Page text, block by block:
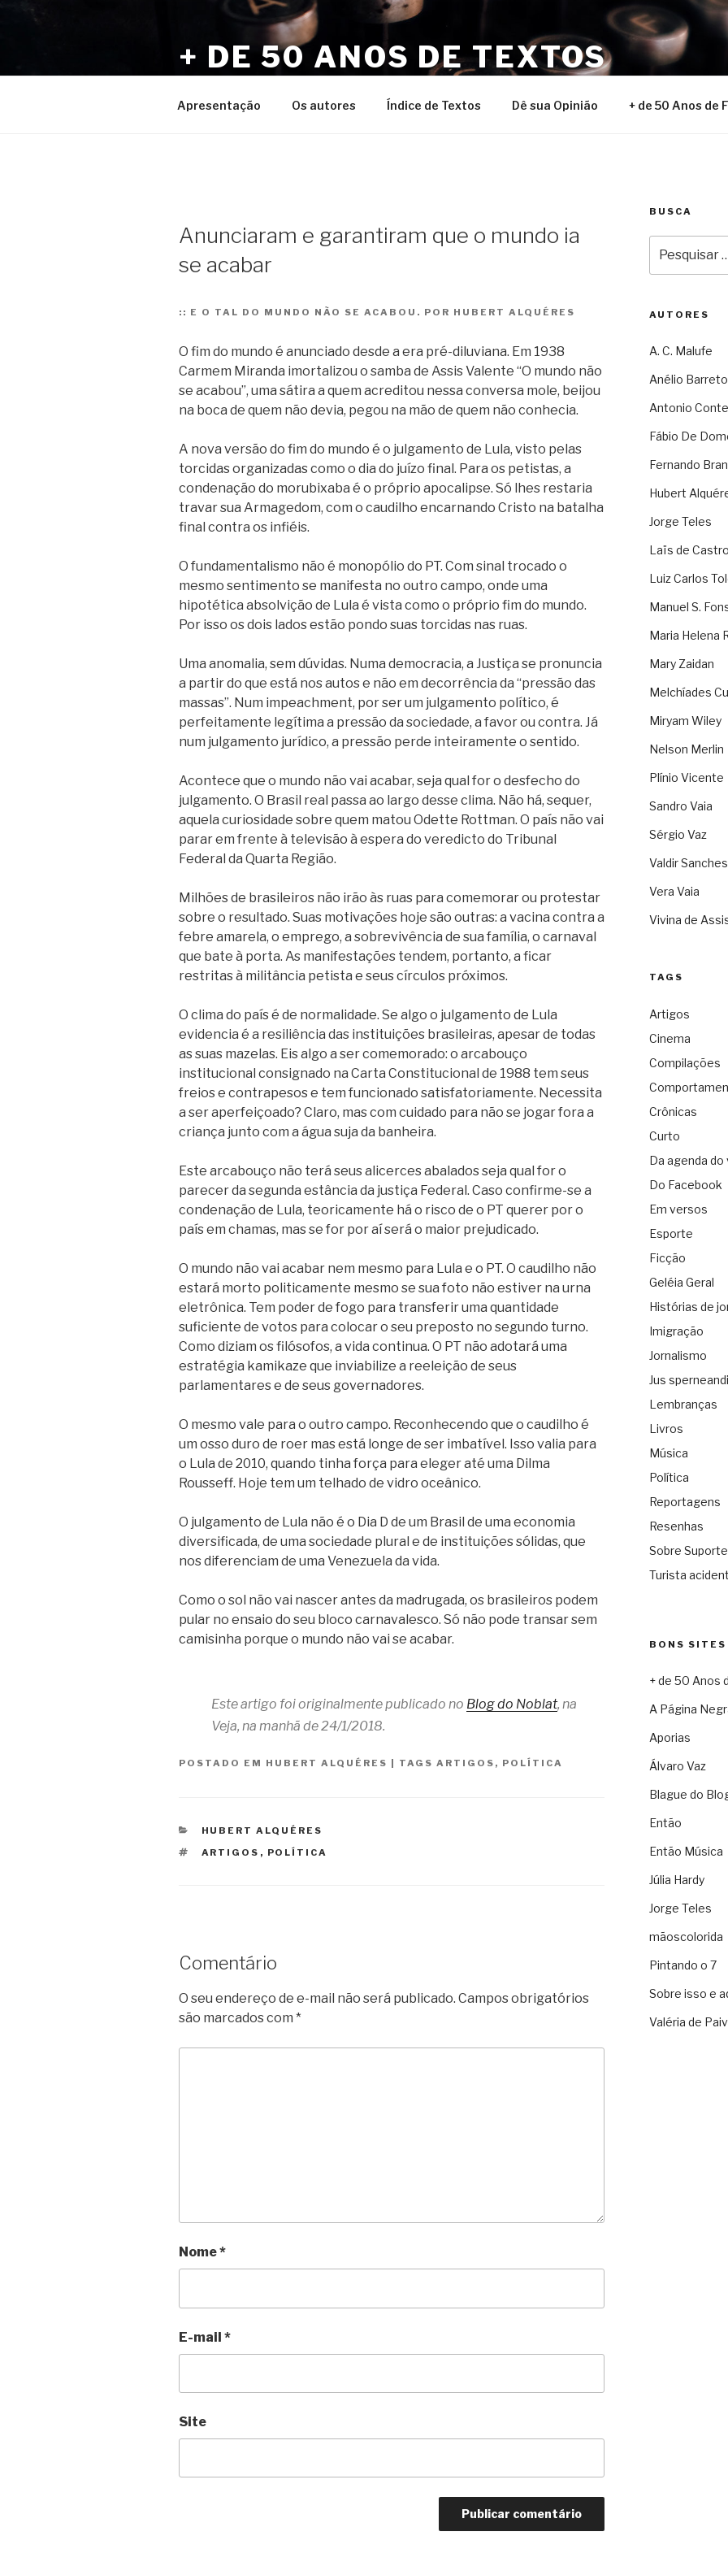
Pular
+ DE 50 ANOS DE TEXTOS
Apresentação Os autores Índice de Textos Dê sua Opinião + de 50 Anos de
Anunciaram e garantiram que o mundo ia
se acabar
:: E O TAL DO MUNDO NÃO SE ACABOU. POR HUBERT ALQUÉRES
O fim do mundo é anunciado desde a era pré-diluviana. Em 1938
Carmem Miranda imortalizou o samba de Assis Valente “O mundo não
se acabou”, uma sátira a quem acreditou nessa conversa mole, beijou
na boca de quem não devia, pegou na mão de quem não conhecia.
A nova versão do fim do mundo é o julgamento de Lula, visto pelas
torcidas organizadas como o dia do juízo final. Para os petistas, a
condenação do morubixaba é o próprio apocalipse. Só lhes restaria
travar sua Armagedom, com o caudilho encarnando Cristo na batalha
final contra os infiéis.
O fundamentalismo não é monopólio do PT. Com sinal trocado o
mesmo sentimento se manifesta no outro campo, onde uma
hipotética absolvição de Lula é vista como o próprio fim do mundo.
Por isso os dois lados estão pondo suas torcidas nas ruas.
Uma anomalia, sem dúvidas. Numa democracia, a Justiça se pronuncia
a partir do que está nos autos e não em decorrência da “pressão das
massas”. Num impeachment, por ser um julgamento político, é
perfeitamente legítima a pressão da sociedade, a favor ou contra. Já
num julgamento jurídico, a pressão perde inteiramente o sentido.
Acontece que o mundo não vai acabar, seja qual for o desfecho do
julgamento. O Brasil real passa ao largo desse clima. Não há, sequer,
aquela curiosidade sobre quem matou Odette Rottman. O país não vai
parar em frente à televisão à espera do veredicto do Tribunal
Federal da Quarta Região.
Milhões de brasileiros não irão às ruas para comemorar ou protestar
sobre o resultado. Suas motivações hoje são outras: a vacina contra a
febre amarela, o emprego, a sobrevivência de sua família, o carnaval
que bate à porta. As manifestações tendem, portanto, a ficar
restritas à militância petista e seus círculos próximos.
O clima do país é de normalidade. Se algo o julgamento de Lula
evidencia é a resiliência das instituições brasileiras, apesar de todas
as suas mazelas. Eis algo a ser comemorado: o arcabouço
institucional consignado na Carta Constitucional de 1988 tem seus
freios e contrapesos e tem funcionado satisfatoriamente. Necessita
a ser aperfeiçoado? Claro, mas com cuidado para não se jogar fora a
criança junto com a água suja da banheira.
Este arcabouço não terá seus alicerces abalados seja qual for o
parecer da segunda estância da justiça Federal. Caso confirme-se a
condenação de Lula, teoricamente há o risco de o PT querer por o
país em chamas, mas se for por aí será o maior prejudicado.
O mundo não vai acabar nem mesmo para Lula e o PT. O caudilho não
estará morto politicamente mesmo se sua foto não estiver na urna
eletrônica. Tem poder de fogo para transferir uma quantidade
suficiente de votos para colocar o seu preposto no segundo turno.
Como diziam os filósofos, a vida continua. O PT não adotará uma
estratégia kamikaze que inviabilize a reeleição de seus
parlamentares e de seus governadores.
O mesmo vale para o outro campo. Reconhecendo que o caudilho é
um osso duro de roer mas está longe de ser imbatível. Isso valia para
o Lula de 2010, quando tinha força para eleger até uma Dilma
Rousseff. Hoje tem um telhado de vidro oceânico.
O julgamento de Lula não é o Dia D de um Brasil de uma economia
diversificada, de uma sociedade plural e de instituições sólidas, que
nos diferenciam de uma Venezuela da vida.
Como o sol não vai nascer antes da madrugada, os brasileiros podem
pular no ensaio do seu bloco carnavalesco. Só não pode transar sem
camisinha porque o mundo não vai se acabar.
Este artigo foi originalmente publicado no Blog do Noblat, na
Veja, na manhã de 24/1/2018.
POSTADO EM HUBERT ALQUÉRES | TAGS ARTIGOS , POLÍTICA
CATEGORIAS
HUBERT ALQUÉRES
TAGS
ARTIGOS , POLÍTICA
Comentário
O seu endereço de e-mail não será publicado. Campos obrigatórios
são marcados com *
Nome*
E-mail *
Site
BUSCA
por:
AUTORES
A. C. Malufe
Anélio Barreto
Antonio
Fábio De
Fernando
Hubert
Jorge Teles
Laïs de Castro
Luiz Carlos
Manuel S.
Maria Helena
Mary Zaidan
Melchíades
Miryam Wiley
Nelson Merlin
Plínio Vicente
Sandro Vaia
Sérgio Vaz
Valdir Sanches
Vera Vaia
Vivina de
TAGS
Artigos
Cinema
Compilações
Crônicas
Curto
Da agenda do
Do Facebook
Em versos
Esporte
Ficção
Geléia Geral
Histórias de
Imigração
Jornalismo
Jus sperneandi
Lembranças
Livros
Música
Política
Reportagens
Resenhas
Sobre
Turista
BONS SITES
+ de 50 Anos
A Página
Aporias
Álvaro Vaz
Blague do
Então
Então Música
Júlia Hardy
Jorge Teles
mãoscolorida
Pintando o 7
Sobre isso e
Valéria de